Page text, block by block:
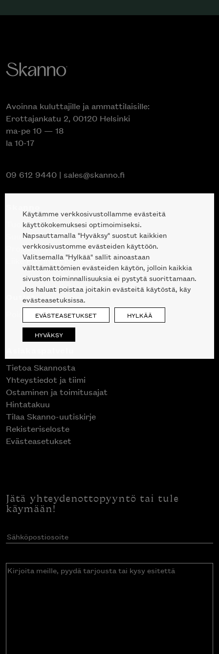
Avoinna kuluttajille ja ammattilaisille:
Erottajankatu 2, 00120 Helsinki
ma-pe 10 — 18
la 10-17
09 612 9440 | sales@skanno.fi
Tuotteet
Suunnittelupalvelu
Projektimyynti
Liike Helsingin keskustassa
Outlet
Poistuvat mallikappaleet
Tietoa Skannosta
Yhteystiedot ja tiimi
Ostaminen ja toimitusajat
Hintatakuu
Tilaa Skanno-uutiskirje
Rekisteriseloste
Evästeasetukset
Jätä yhteydenottopyyntö tai tule
käymään!
Sähköpostiosoite(Pakollinen)
Kirjoita
Käytämme verkkosivustollamme evästeitä
käyttökokemuksesi optimoimiseksi.
Napsauttamalla "Hyväksy" suostut kaikkien
verkkosivustomme evästeiden käyttöön.
Valitsemalla "Hylkää" sallit ainoastaan
välttämättömien evästeiden käytön, jolloin kaikkia
sivuston toiminnallisuuksia ei pystytä suorittamaan.
Jos haluat poistaa joitakin evästeitä käytöstä, käy
evästeasetuksissa.
EVÄSTEASETUKSET HYLKÄÄ
HYVÄKSY